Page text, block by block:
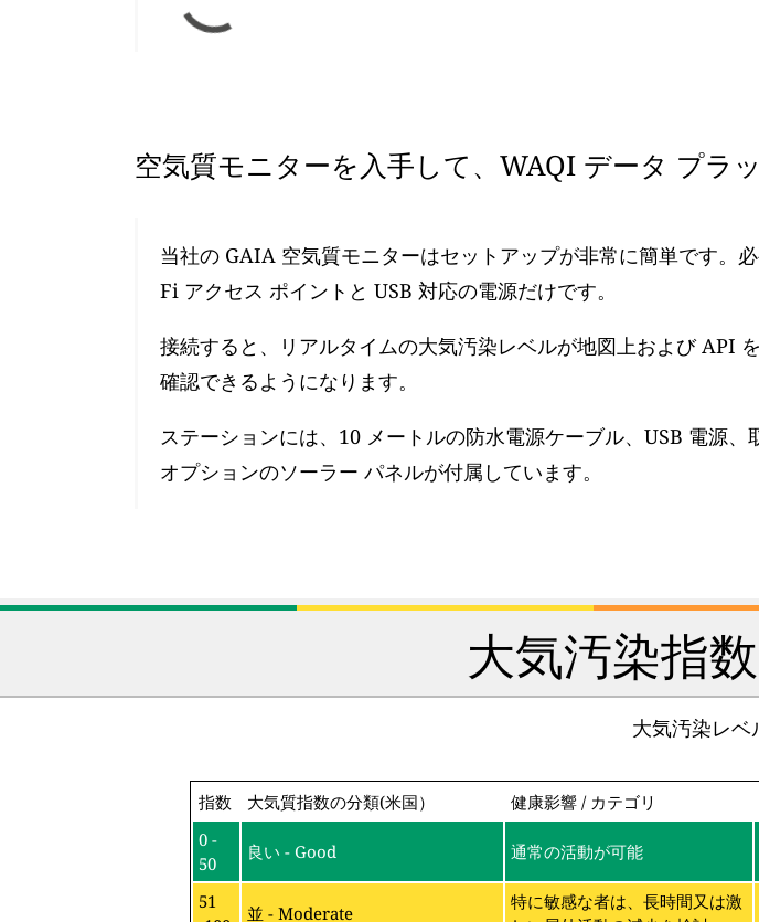
空気質モニターを入手して、WAQI データ プラ
当社の GAIA 空気質モニターはセットアップが非常に簡単です。
Fi アクセス ポイントと USB 対応の電源だけです。
接続すると、リアルタイムの大気汚染レベルが地図上および API
確認できるようになります。
ステーションには、10 メートルの防水電源ケーブル、USB 電源、
オプションのソーラー パネルが付属しています。
大気汚染指
大気汚染レベ
指数 大気質指数の分類(米国） 健康影響 / カテゴリ
0 -
50
良い - Good 通常の活動が可能
51
並 - Moderate
特に敏感な者は、長時間又は激